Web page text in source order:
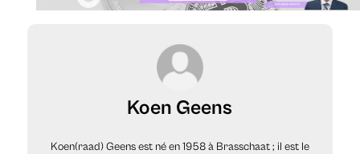
Koen Geens
Koen(raad) Geens est né en 1958 à Brasschaat ; il est le